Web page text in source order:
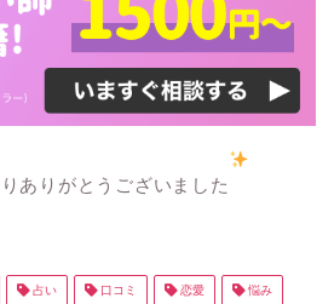
ありがとうございました
占い 口コミ 恋愛 悩み